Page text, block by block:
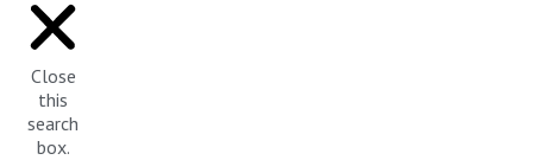
Close
this
search
box.